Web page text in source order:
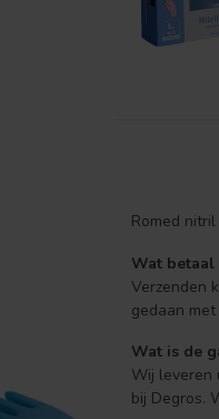
Romed
Wat
Verzenden
gedaan
Wat is de
Wij leveren
bij Degros.